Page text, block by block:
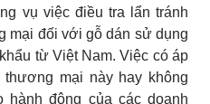
vụ việc điều tra lẩn tránh
mại đối với gỗ dán sử dụng
từ Việt Nam. Việc có áp
mại này hay không
hành động của các doanh